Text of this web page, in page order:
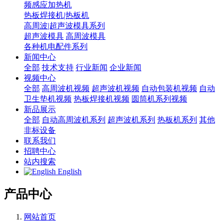
频感应加热机
热板焊接机|热板机
高周波|超声波模具系列
超声波模具 高周波模具
各种机电配件系列
新闻中心
全部 技术支持 行业新闻 企业新闻
视频中心
全部 高周波机视频 超声波机视频 自动包装机视频 自动
卫生垫机视频 热板焊接机视频 圆筒机系列视频
新品展示
全部 自动高周波机系列 超声波机系列 热板机系列 其他
非标设备
联系我们
招聘中心
站内搜索
English
产品中心
网站首页